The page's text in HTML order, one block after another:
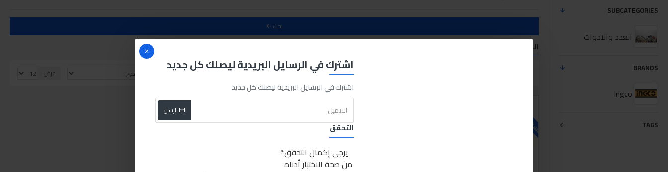
اشترك في الرسايل البريدية ليصلك كل جديد
اشترك في الرسايل البريدية ليصلك كل جديد
ارسال
التحقق
يرجى إكمال التحقق
من صحة الاختبار أدناه
SUBCATEGORIES
العدد والادوات
BRANDS
Ingco
TAGS
بحث
المنتجات التي تفي معايير البحث
الفرز بواسطة: عرض:
للاسف غير متوفر حاليا